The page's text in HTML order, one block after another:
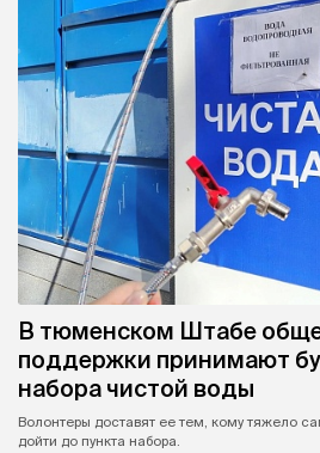
В тюменском Штабе
поддержки принимают
набора чистой воды
Волонтеры доставят ее тем, кому тяжело
дойти до пункта набора.